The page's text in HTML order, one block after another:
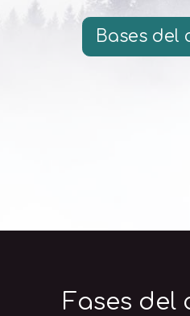
Bases del
Fases del